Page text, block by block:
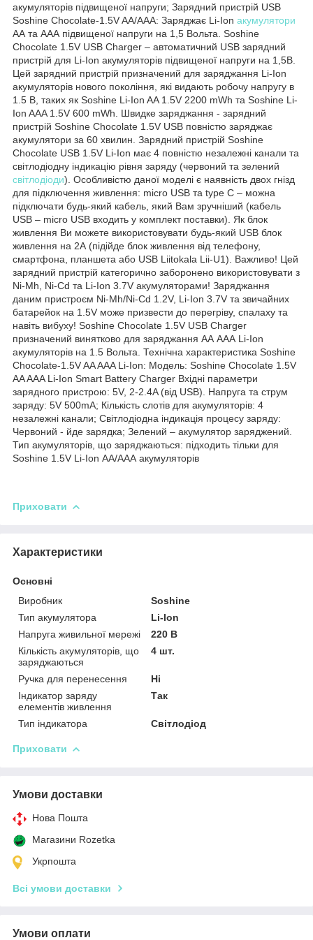
акумуляторів підвищеної напруги; Зарядний пристрій USB
Soshine Chocolate-1.5V AA/AAA: Заряджає Li-Ion акумулятори
АА та ААА підвищеної напруги на 1,5 Вольта. Soshine
Chocolate 1.5V USB Charger – автоматичний USB зарядний
пристрій для Li-Ion акумуляторів підвищеної напруги на 1,5В.
Цей зарядний пристрій призначений для заряджання Li-Ion
акумуляторів нового покоління, які видають робочу напругу в
1.5 В, таких як Soshine Li-Ion AA 1.5V 2200 mWh та Soshine Li-
Ion AAA 1.5V 600 mWh.
Швидке заряджання - зарядний
пристрій Soshine Chocolate 1.5V USB повністю заряджає
акумулятори за 60 хвилин. Зарядний пристрій Soshine
Chocolate USB 1.5V Li-Ion має 4 повністю незалежні канали та
світлодіодну індикацію рівня заряду (червоний та зелений
світлодіоди). Особливістю даної моделі є наявність двох гнізд
для підключення живлення: micro USB та type C – можна
підключати будь-який кабель, який Вам зручніший (кабель
USB – micro USB входить у комплект поставки). Як блок
живлення Ви можете використовувати будь-який USB блок
живлення на 2А (підійде блок живлення від телефону,
смартфона, планшета або USB Liitokala Lii-U1). Важливо! Цей
зарядний пристрій категорично заборонено використовувати з
Ni-Mh, Ni-Cd та Li-Ion 3.7V акумуляторами! Заряджання
даним пристроєм Ni-Mh/Ni-Cd 1.2V, Li-Ion 3.7V та звичайних
батарейок на 1.5V може призвести до перегріву, спалаху та
навіть вибуху! Soshine Chocolate 1.5V USB Charger
призначений винятково для заряджання АА ААА Li-Ion
акумуляторів на 1.5 Вольта. Технічна характеристика Soshine
Chocolate-1.5V AA AAA Li-Ion: Модель: Soshine Chocolate 1.5V
AA AAA Li-Ion Smart Battery Charger Вхідні параметри
зарядного пристрою: 5V, 2-2.4A (від USB). Напруга та струм
заряду: 5V 500mA; Кількість слотів для акумуляторів: 4
незалежні канали; Світлодіодна індикація процесу заряду:
Червоний - йде зарядка; Зелений – акумулятор заряджений.
Тип акумуляторів, що заряджаються: підходить тільки для
Soshine 1.5V Li-Ion АА/ААА акумуляторів
Приховати
Характеристики
Основні
Виробник
Soshine
Тип акумулятора
Li-Ion
Напруга живильної мережі
220 В
Кількість акумуляторів, що
заряджаються
4 шт.
Ручка для перенесення
Ні
Індикатор заряду
елементів живлення
Так
Тип індикатора Світлодіод
Приховати
Умови доставки
Нова Пошта
Магазини Rozetka
Укрпошта
Всі умови доставки
Умови оплати